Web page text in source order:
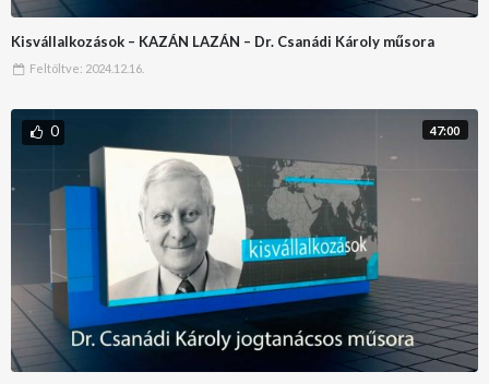
Kisvállalkozások – KAZÁN LAZÁN – Dr. Csanádi Károly műsora
Feltöltve: 2024.12.16.
47:00
0